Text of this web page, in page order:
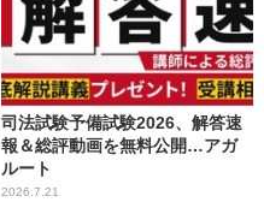
司法試験予備試験2026、解答速
報＆総評動画を無料公開…アガ
ルート
2026.7.21